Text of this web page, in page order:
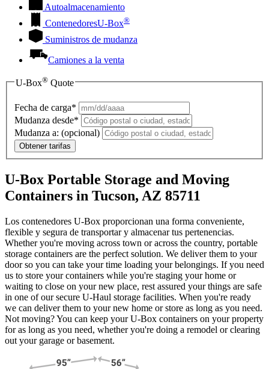
Autoalmacenamiento
ContenedoresU-Box®
Suministros de mudanza
Camiones a la venta
U-Box® Quote
Fecha de carga*
Mudanza desde*
Mudanza a: (opcional)
Obtener tarifas
U-Box Portable Storage and Moving
Containers in Tucson, AZ 85711
Los contenedores U-Box proporcionan una forma conveniente,
flexible y segura de transportar y almacenar tus pertenencias.
Whether you're moving across town or across the country, portable
storage containers are the perfect solution. We deliver them to your
door so you can take your time loading your belongings. If you need
us to store your containers while you're staging your home or
waiting to close on your new place, rest assured your things are safe
in one of our secure U-Haul storage facilities. When you're ready
we can deliver them to your new home or store as long as you need.
Not moving? You can keep yourU-Box containers on your property
for as long as you need, whether you're doing a remodel or clearing
out your garage or basement.